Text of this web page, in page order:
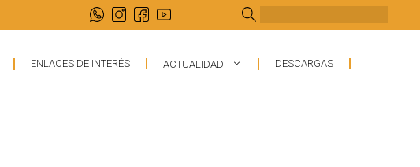
ENLACES DE INTERÉS ACTUALIDAD DESCARGAS